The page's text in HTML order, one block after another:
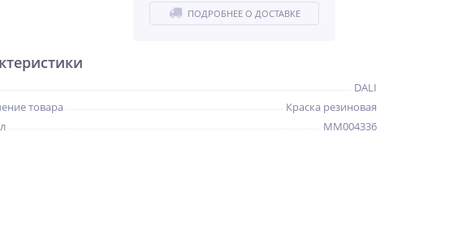
ПОДРОБНЕЕ О ДОСТАВКЕ
DALI
товара
Краска резиновая
ММ004336